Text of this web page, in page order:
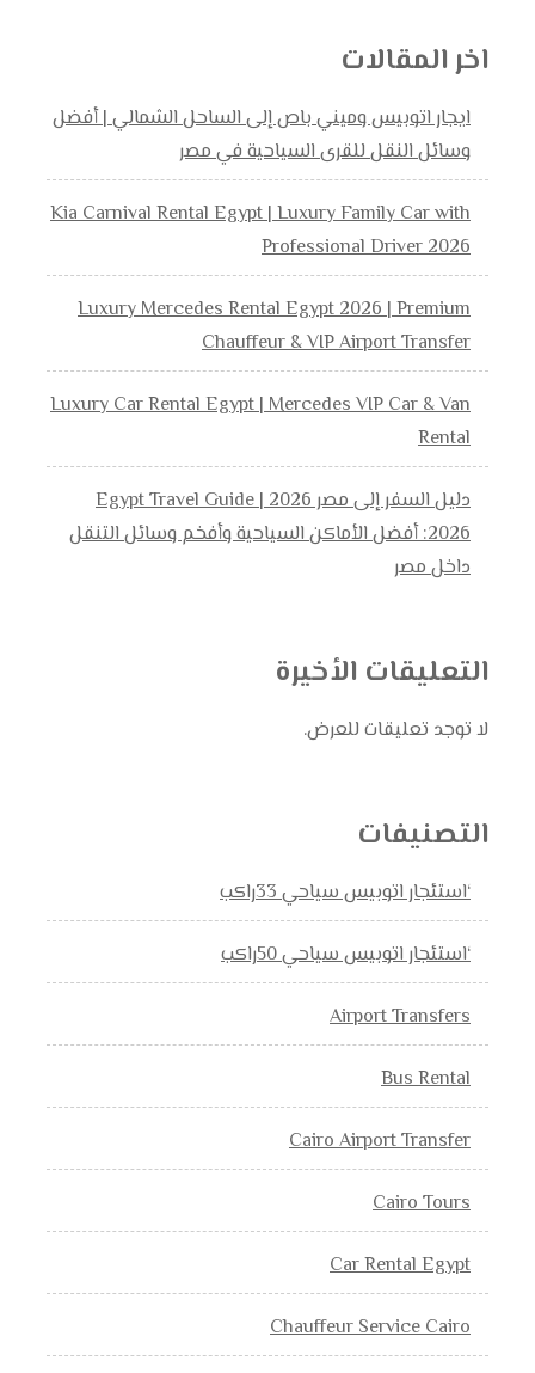
اخر المقالات
ايجار اتوبيس وميني باص إلى الساحل الشمالي | أفضل
وسائل النقل للقرى السياحية في مصر
Kia Carnival Rental Egypt | Luxury Family Car with
Professional Driver 2026
Luxury Mercedes Rental Egypt 2026 | Premium
Chauffeur & VIP Airport Transfer
Luxury Car Rental Egypt | Mercedes VIP Car & Van
Rental
دليل السفر إلى مصر 2026 | Egypt Travel Guide
2026: أفضل الأماكن السياحية وأفخم وسائل التنقل
داخل مصر
التعليقات الأخيرة
لا توجد تعليقات للعرض.
التصنيفات
‘استئجار اتوبيس سياحي 33راكب
‘استئجار اتوبيس سياحي 50راكب
Airport Transfers
Bus Rental
Cairo Airport Transfer
Cairo Tours
Car Rental Egypt
Chauffeur Service Cairo